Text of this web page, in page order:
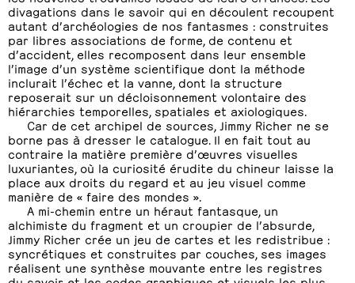
divagations dans le savoir qui en découlent recoupent
autant d’archéologies de nos fantasmes : construites
par libres associations de forme, de contenu et
d’accident, elles recomposent dans leur ensemble
l’image d’un système scientifique dont la méthode
inclurait l’échec et la vanne, dont la structure
reposerait sur un décloisonnement volontaire des
hiérarchies temporelles, spatiales et axiologiques.
Car de cet archipel de sources, Jimmy Richer ne se
borne pas à dresser le catalogue. Il en fait tout au
contraire la matière première d’œuvres visuelles
luxuriantes, où la curiosité érudite du chineur laisse la
place aux droits du regard et au jeu visuel comme
manière de « faire des mondes ».
A mi-chemin entre un héraut fantasque, un
alchimiste du fragment et un croupier de l’absurde,
Jimmy Richer crée un jeu de cartes et les redistribue :
syncrétiques et construites par couches, ses images
réalisent une synthèse mouvante entre les registres